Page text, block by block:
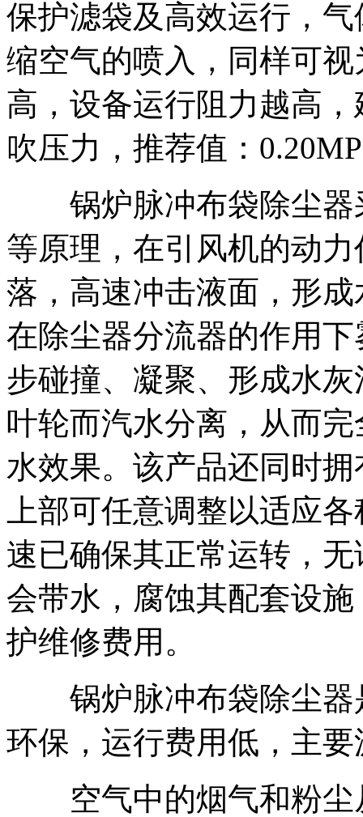
保护滤袋及高效运行，
缩空气的喷入，同样可
高，设备运行阻力越高
吹压力，推荐值：
锅炉脉冲布袋除尘器
等原理，在引风机的动
落，高速冲击液面，形
在除尘器分流器的作用
步碰撞、凝聚、形成水
叶轮而汽水分离，从而
水效果。该产品还同时
上部可任意调整以适应
速已确保其正常运转，
会带水，腐蚀其配套设
护维修费用。
锅炉脉冲布袋除尘器
环保，运行费用低，主
空气中的烟气和粉尘